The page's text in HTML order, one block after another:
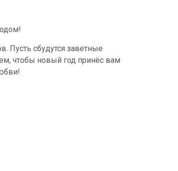
Пусть сбудутся заветные
чтобы новый год принёс вам